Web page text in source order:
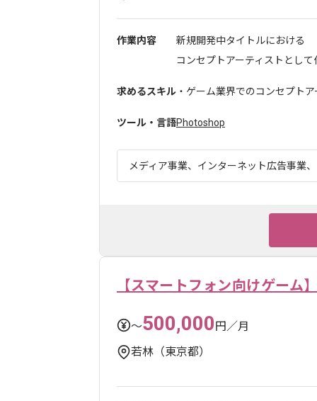
作業内容
新規開発中タイトルにおける
コンセプトアーティストとし
求めるスキル ・ゲーム業界でのコンセプト
ツール・言語Photoshop
メディア事業、インターネット広告事業
【スマートフォン向けゲーム
〜500,000円／月
若林（東京都）